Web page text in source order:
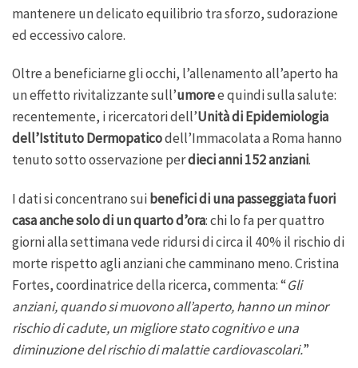
mantenere un delicato equilibrio tra sforzo, sudorazione
ed eccessivo calore.
Oltre a beneficiarne gli occhi, l’allenamento all’aperto ha
un effetto rivitalizzante sull’umoree quindi sulla salute:
recentemente, i ricercatori dell’Unità di Epidemiologia
dell’Istituto Dermopaticodell’Immacolata a Roma hanno
tenuto sotto osservazione perdieci anni 152 anziani.
I dati si concentrano sui benefici di una passeggiata fuori
casa anche solo di un quarto d’ora: chi lo fa per quattro
giorni alla settimana vede ridursi di circa il 40% il rischio di
morte rispetto agli anziani che camminano meno. Cristina
Fortes, coordinatrice della ricerca, commenta: “Gli
anziani, quando si muovono all’aperto, hanno un minor
rischio di cadute, un migliore stato cognitivo e una
diminuzione del rischio di malattie cardiovascolari.”